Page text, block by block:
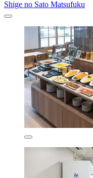
Shige no Sato Matsufuku